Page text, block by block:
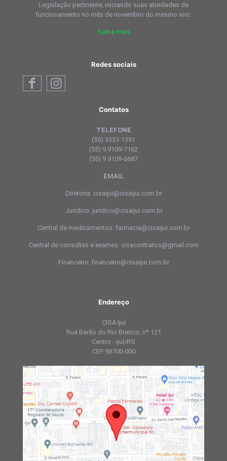
Legislação pertinente, iniciando suas atividades de
funcionamento no mês de novembro do mesmo ano.
Saiba mais
Redes sociais
Contatos
TELEFONE
(55) 3333-1391
(55) 9.9109-7162
(55) 9.9109-6687
EMAIL
Diretoria: cisaijui@cisaijui.com.br
Jurídico: juridico@cisaijui.com.br
Central de medicamentos: farmacia@cisaijui.com.br
Central de consultas e exames: cisacontratos@gmail.com
Financeiro: financeiro@cisaijui.com.br
Endereço
CISA Ijuí
Rua Barão do Rio Branco, nº 121
Centro - Ijuí/RS
CEP 98700-000